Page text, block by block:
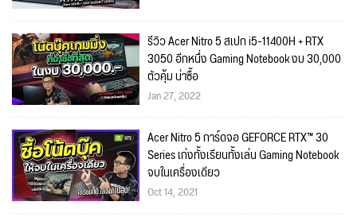
รีวิว Acer Nitro 5 สเปก i5-11400H + RTX
3050 อีกหนึ่ง Gaming Notebook งบ 30,000
ตัวคุ้ม น่าซื้อ
Jan 27, 2022
Acer Nitro 5 การ์ดจอ GEFORCE RTX™ 30
Series เก่งทั้งเรียนทั้งเล่น Gaming Notebook
จบในเครื่องเดียว
Oct 14, 2021